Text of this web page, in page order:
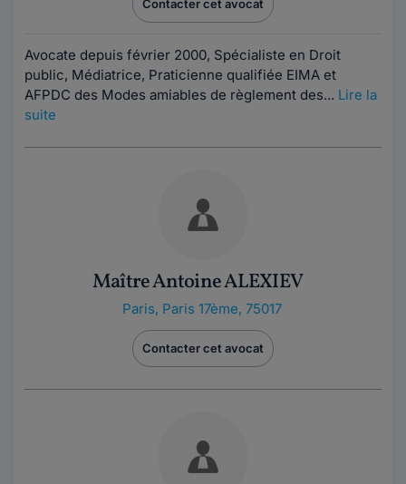
Contacter cet avocat
Avocate depuis février 2000, Spécialiste en Droit
public, Médiatrice, Praticienne qualifiée EIMA et
AFPDC des Modes amiables de règlement des... Lire la
suite
Maître Antoine ALEXIEV
Paris, Paris 17ème, 75017
Contacter cet avocat